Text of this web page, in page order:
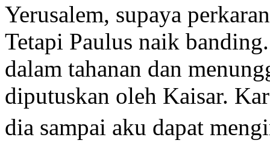
Yerusalem, supaya
Tetapi Paulus naik
dalam tahanan dan
diputuskan oleh Kaisar.
dia sampai aku dapat